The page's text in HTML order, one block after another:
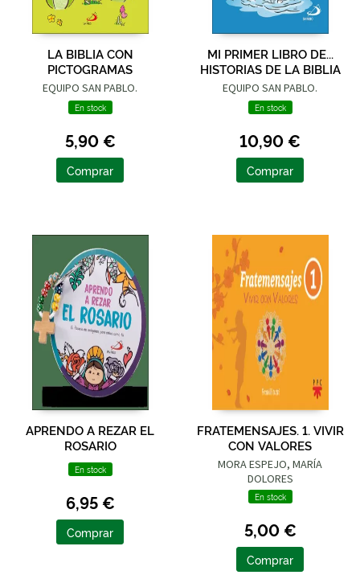
LA BIBLIA CON
PICTOGRAMAS
EQUIPO SAN PABLO.
En stock
5,90 €
Comprar
MI PRIMER LIBRO DE...
HISTORIAS DE LA BIBLIA
EQUIPO SAN PABLO.
En stock
10,90 €
Comprar
APRENDO A REZAR EL
ROSARIO
En stock
6,95 €
Comprar
FRATEMENSAJES. 1. VIVIR
CON VALORES
MORA ESPEJO, MARÍA
DOLORES
En stock
5,00 €
Comprar